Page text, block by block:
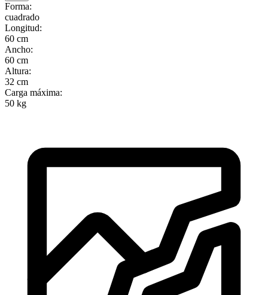
Forma:
cuadrado
Longitud:
60 cm
Ancho:
60 cm
Altura:
32 cm
Carga máxima:
50 kg